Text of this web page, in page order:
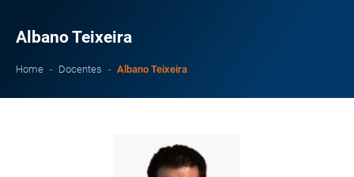
Albano Teixeira
Home Docentes Albano Teixeira